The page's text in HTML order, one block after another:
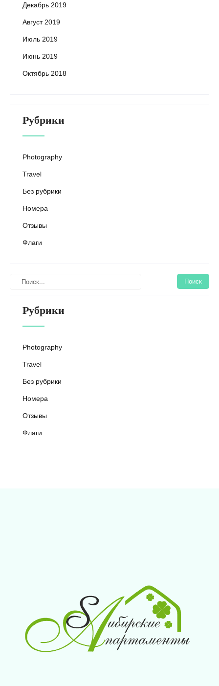
Декабрь 2019
Август 2019
Июль 2019
Июнь 2019
Октябрь 2018
Рубрики
Photography
Travel
Без рубрики
Номера
Отзывы
Флаги
Рубрики
Photography
Travel
Без рубрики
Номера
Отзывы
Флаги